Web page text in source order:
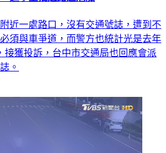
近一處路口，沒有交通號誌，遭到不
須與車爭道，而警方也統計光是去年
接獲投訴，台中市交通局也回應會派
。